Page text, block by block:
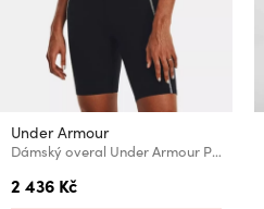
Under Armour
Dámský overal Under Armour Pjt Rock Bodysuit
2 436 Kč